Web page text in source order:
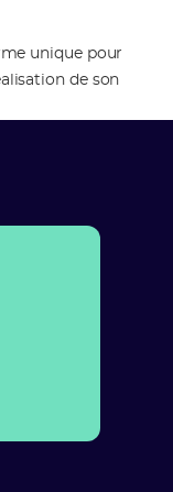
unique pour
de son